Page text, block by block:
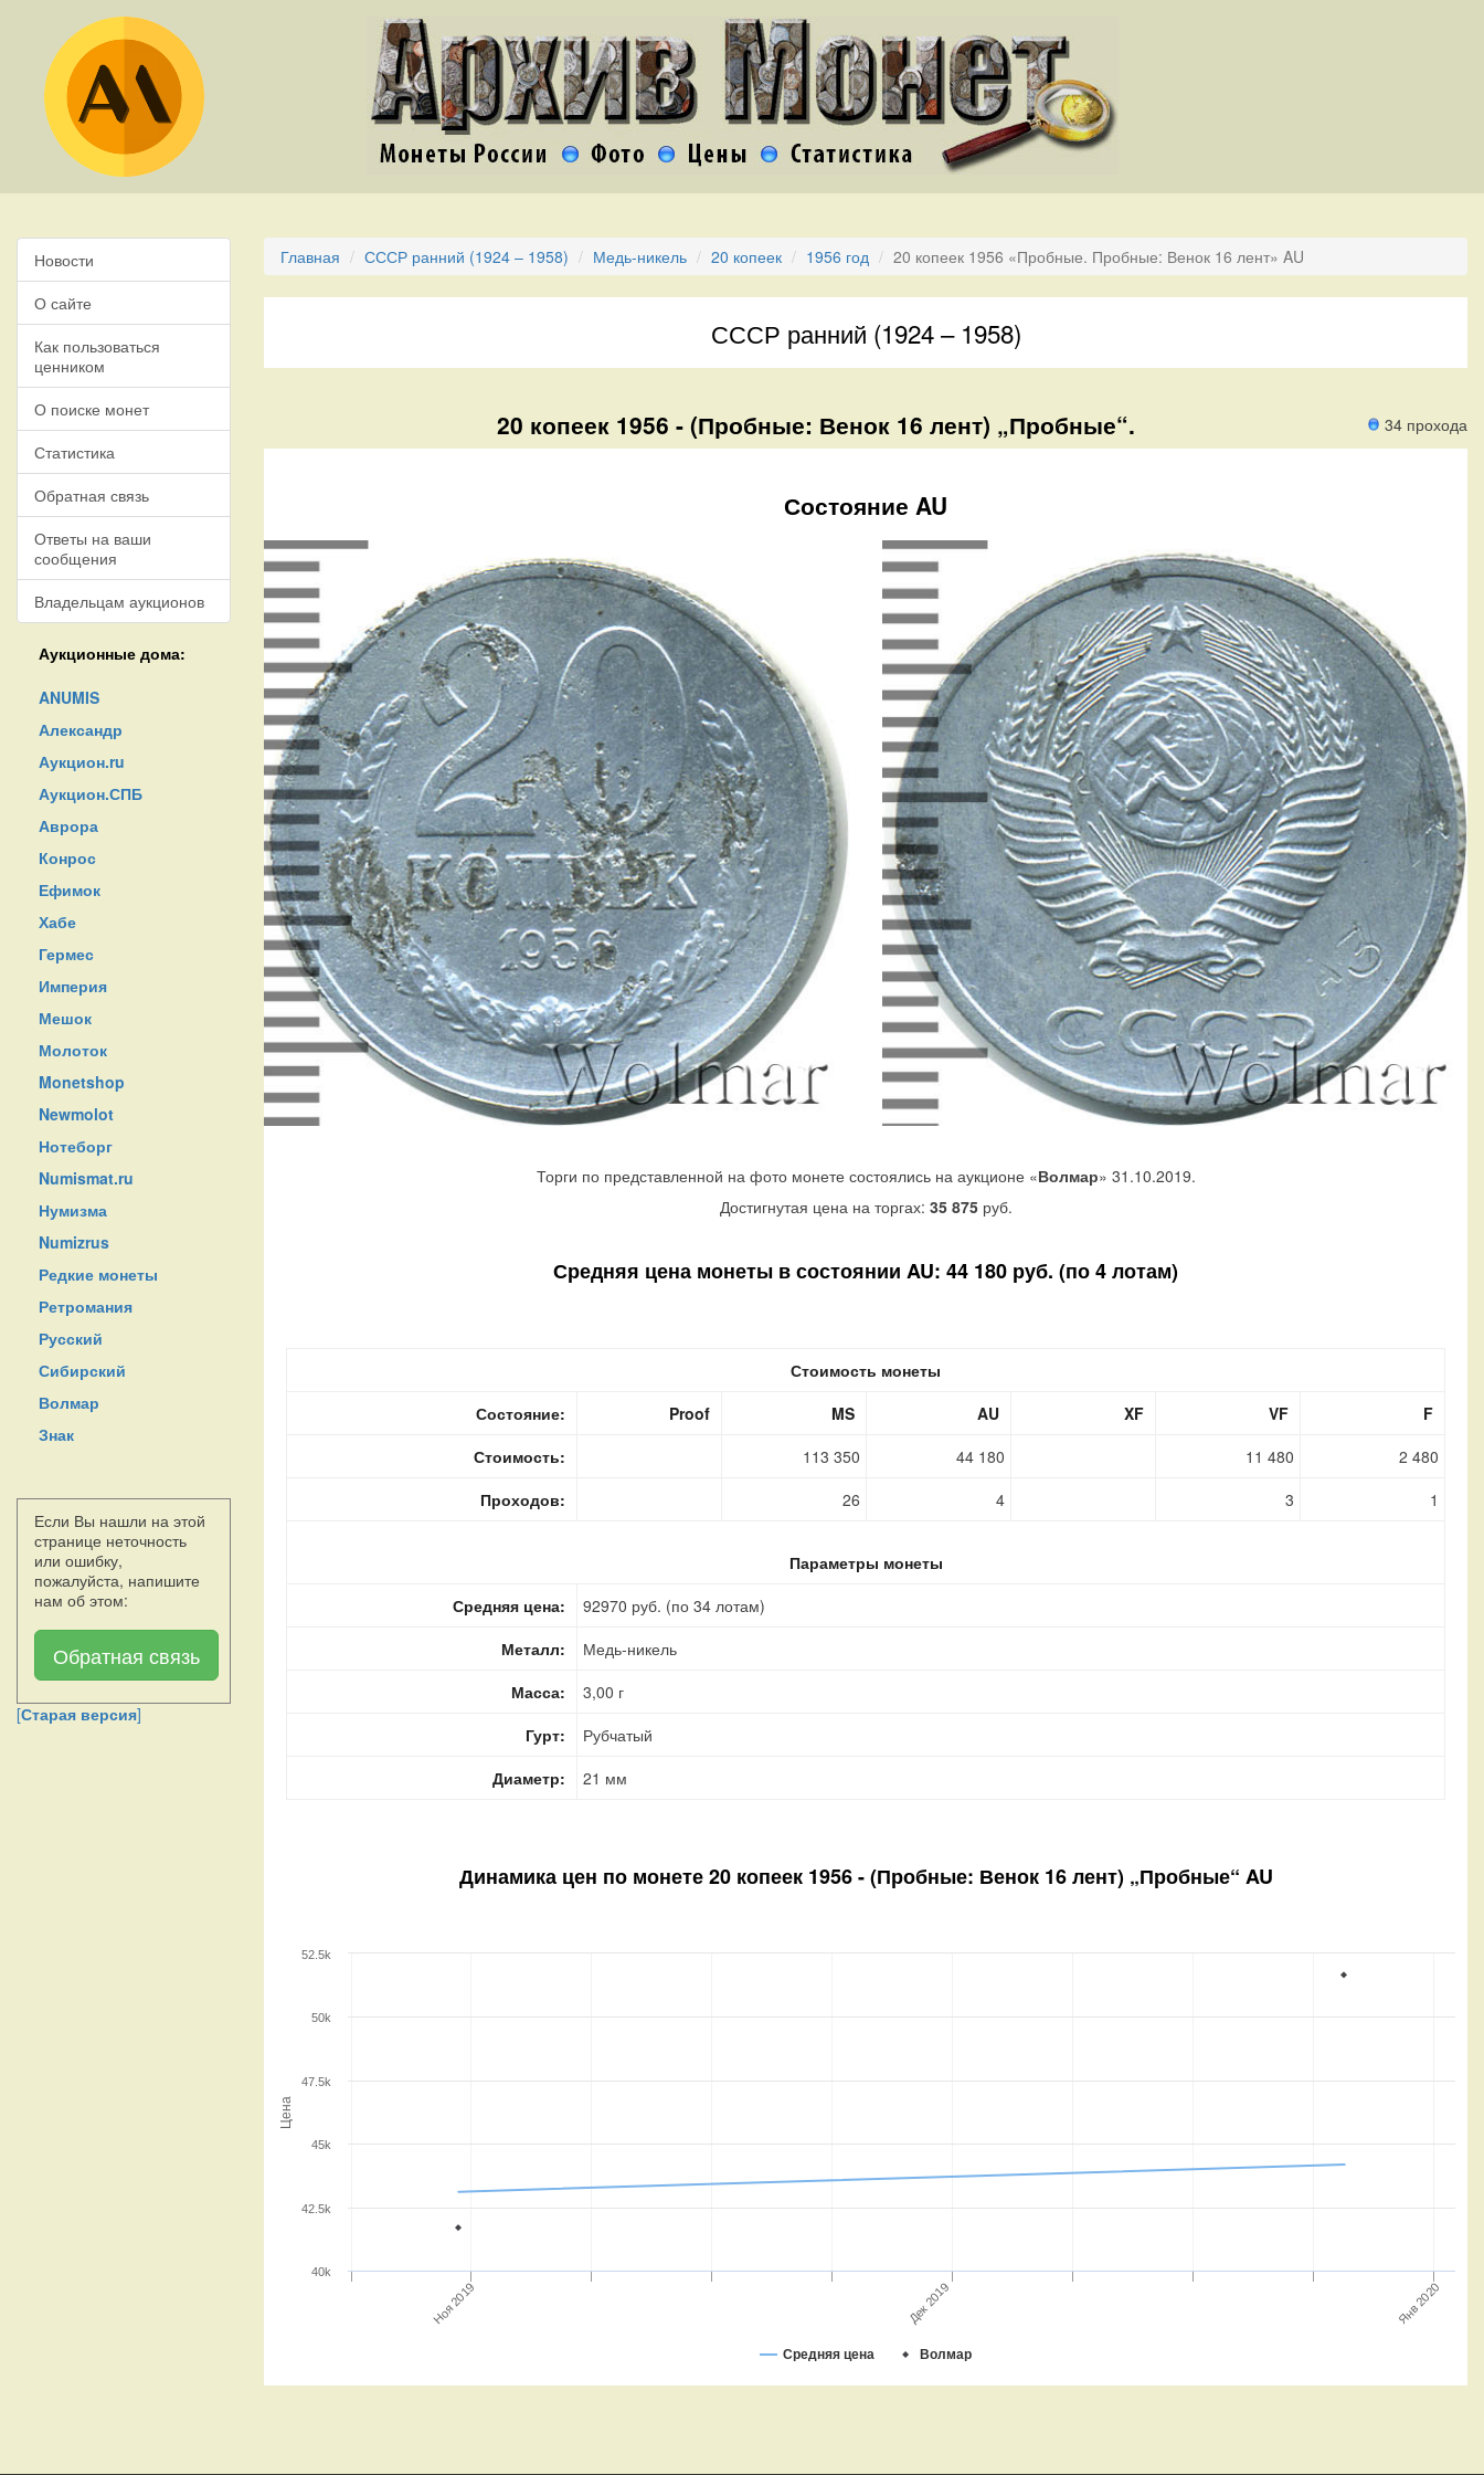
Новости
О сайте
Как пользоваться
ценником
О поиске монет
Статистика
Обратная связь
Ответы на ваши
сообщения
Владельцам аукционов
Аукционные дома:
ANUMIS
Александр
Аукцион.ru
Аукцион.СПБ
Аврора
Конрос
Ефимок
Хабе
Гермес
Империя
Мешок
Молоток
Monetshop
Newmolot
Нотеборг
Numismat.ru
Нумизма
Numizrus
Редкие монеты
Ретромания
Русский
Сибирский
Волмар
Знак
Если Вы нашли на этой
странице неточность
или ошибку,
пожалуйста, напишите
нам об этом:
Обратная связь
[Старая версия]
Главная СССР ранний (1924 – 1958) Медь-никель 20 копеек 1956 год 20 копеек 1956 «Пробные. Пробные: Венок 16 лент» AU
СССР ранний (1924 – 1958)
34 прохода
20 копеек 1956 - (Пробные: Венок 16 лент) „Пробные“.
Состояние AU
Торги по представленной на фото монете состоялись на аукционе «Волмар» 31.10.2019.
Достигнутая цена на торгах: 35 875руб.
Средняя цена монеты в состоянии AU: 44 180 руб. (по 4 лотам)
Стоимость монеты
Состояние:
Proof MS AU XF VF
F
Стоимость:
113 350 44 180 11 480
2 480
Проходов:
26 4 3 1
Параметры монеты
Средняя цена:
92970 руб. (по 34 лотам)
Металл:
Медь-никель
Масса:
3,00 г
Гурт:
Рубчатый
Диаметр:
21 мм
Динамика цен по монете20 копеек 1956 - (Пробные: Венок 16 лент) „Пробные“ AU
Цена
Средняя цена Волмар
Ноя 2019 Дек 2019 Янв 2020
40k
42.5k
45k
47.5k
50k
52.5k